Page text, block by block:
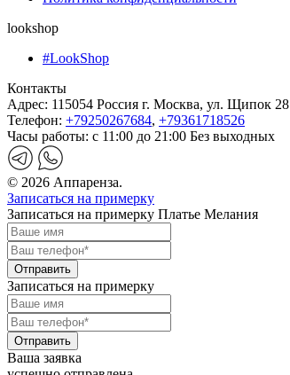
lookshop
#LookShop
Контакты
Адрес: 115054 Россия г. Москва, ул. Щипок 28
Телефон: +79250267684, +79361718526
Часы работы: с 11:00 до 21:00 Без выходных
© 2026 Аппаренза.
Записаться на примерку
Записаться на примерку Платье Мелания
Записаться на примерку
Ваша заявка